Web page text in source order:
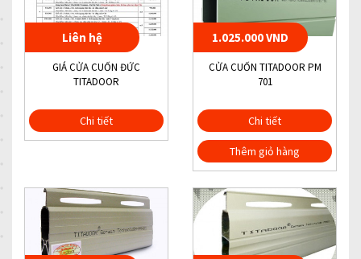
Liên hệ
GIÁ CỬA CUỐN ĐỨC
TITADOOR
Chi tiết
1.025.000 VND
CỬA CUỐN TITADOOR PM
701
Chi tiết
Thêm giỏ hàng